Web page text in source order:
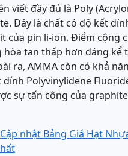
viết đầy đủ là Poly
Đây là chất có độ kết
của pin li-ion. Điểm cộng
hòa tan thấp hơn đáng kể
ra, AMMA còn có khả
Polyvinylidene
sự tấn công của
Cập nhật Bảng Giá Hạt